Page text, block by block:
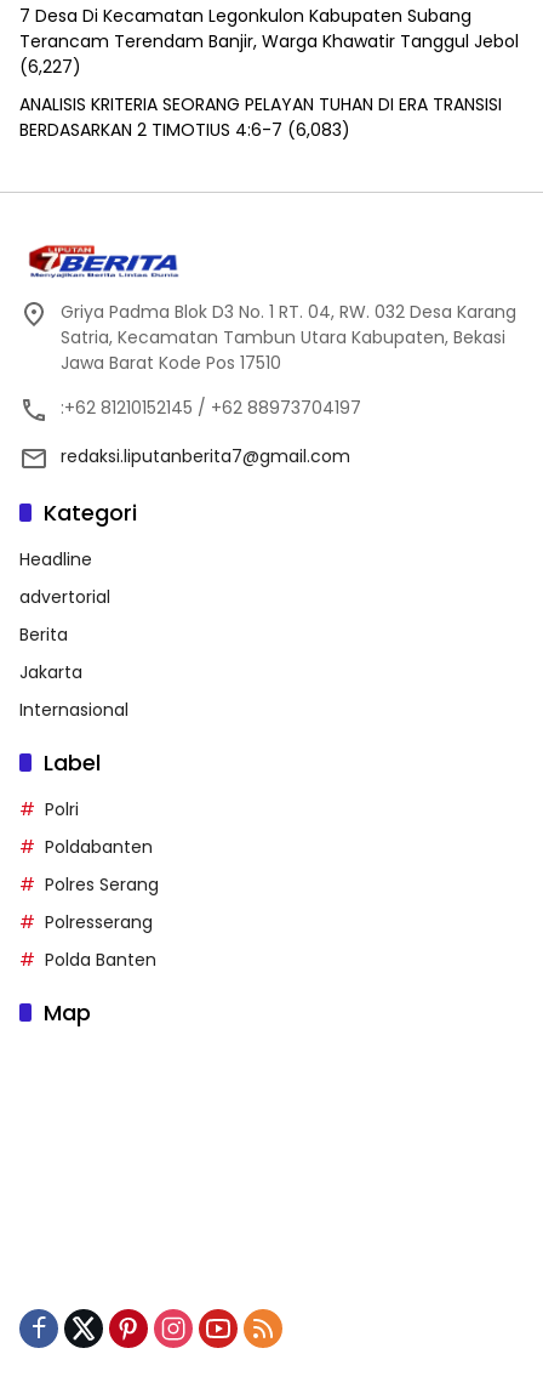
7 Desa Di Kecamatan Legonkulon Kabupaten Subang
Terancam Terendam Banjir, Warga Khawatir Tanggul Jebol
(6,227)
ANALISIS KRITERIA SEORANG PELAYAN TUHAN DI ERA TRANSISI
BERDASARKAN 2 TIMOTIUS 4:6-7 (6,083)
Griya Padma Blok D3 No. 1 RT. 04, RW. 032 Desa Karang
Satria, Kecamatan Tambun Utara Kabupaten, Bekasi
Jawa Barat Kode Pos 17510
:+62 81210152145 / +62 88973704197
redaksi.liputanberita7@gmail.com
Kategori
Headline
advertorial
Berita
Jakarta
Internasional
Label
Polri
Poldabanten
Polres Serang
Polresserang
Polda Banten
Map